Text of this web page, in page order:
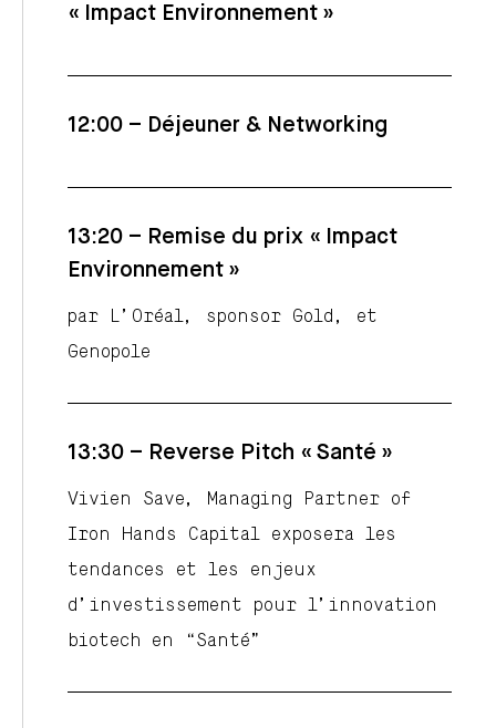
« Impact Environnement »
12:00 – Déjeuner & Networking
13:20 – Remise du prix « Impact
Environnement »
par L’Oréal, sponsor Gold, et
Genopole
13:30 – Reverse Pitch « Santé »
Vivien Save, Managing Partner of
Iron Hands Capital exposera les
tendances et les enjeux
d’investissement pour l’innovation
biotech en “Santé”